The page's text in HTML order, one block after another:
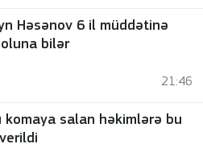
Həsənov 6 il müddətinə
bilər
21:46
komaya salan həkimlərə bu